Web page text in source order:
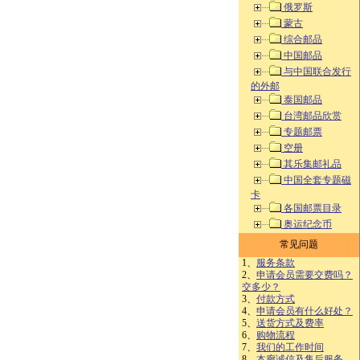
俄罗斯
蒙古
综合邮品
中国邮品
与中国联合发行
的外邮
泰国邮品
台湾邮品欣赏
专题邮票
空册
其乐集邮礼品
中国全套专题磁
卡
各国邮票目录
奥运纪念币
常见问题
1、 服务条款
2、 申请会员需要交费吗？
交多少？
3、 付款方式
4、 申请会员有什么好处？
5、 送货方式及费率
6、 购物流程
7、 我们的工作时间